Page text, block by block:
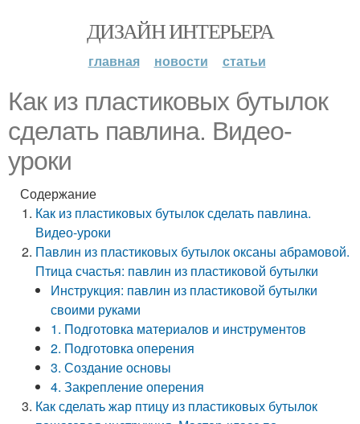
ДИЗАЙН ИНТЕРЬЕРА
главная новости статьи
Как из пластиковых бутылок
сделать павлина. Видео-
уроки
Содержание
Как из пластиковых бутылок сделать павлина.
Видео-уроки
Павлин из пластиковых бутылок оксаны абрамовой.
Птица счастья: павлин из пластиковой бутылки
Инструкция: павлин из пластиковой бутылки
своими руками
1. Подготовка материалов и инструментов
2. Подготовка оперения
3. Создание основы
4. Закрепление оперения
Как сделать жар птицу из пластиковых бутылок